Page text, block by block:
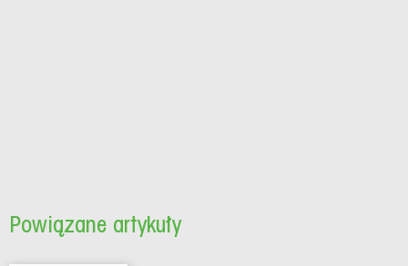
Powiązane artykuły